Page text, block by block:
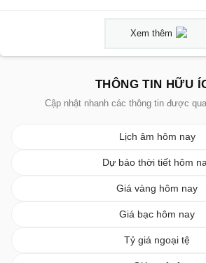
Xem thêm
THÔNG TIN HỮU
Cập nhật nhanh các thông tin được
Lịch âm hôm nay
Dự báo thời tiết hôm
Giá vàng hôm nay
Giá bạc hôm nay
Tỷ giá ngoại tệ